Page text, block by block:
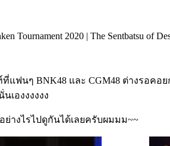
ฟนๆ BNK48 และ CGM48 ต่างรอคอย
เองงงงงง
างไรไปดูกันได้เลยครับผมมม~~